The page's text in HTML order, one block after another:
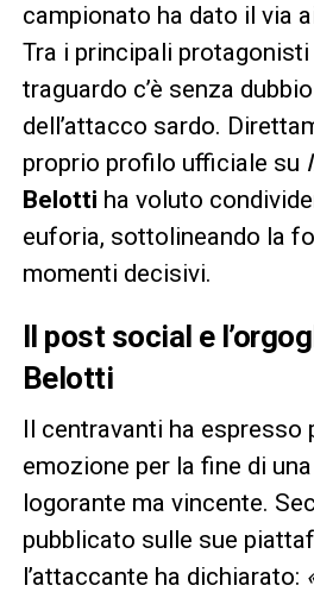
campionato ha dato il via
Tra i principali
traguardo c’è senza
dell’attacco sardo.
proprio profilo ufficiale su
Belotti ha voluto
euforia, sottolineando la
momenti decisivi.
Il post social e
Belotti
Il centravanti ha espresso
emozione per la fine di
logorante ma vincente.
pubblicato sulle sue
l’attaccante ha dichiarato: